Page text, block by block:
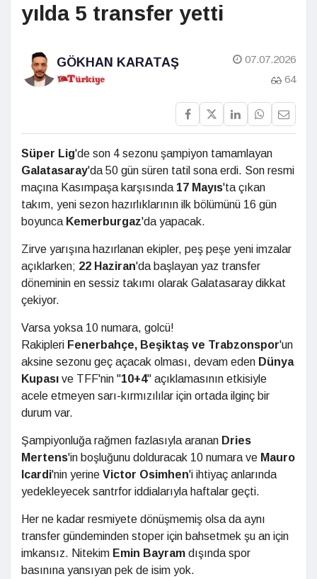
yılda 5 transfer yetti
GÖKHAN KARATAŞ
07.07.2026
64
Süper Lig'de son 4 sezonu şampiyon tamamlayan
Galatasaray'da 50 gün süren tatil sona erdi. Son resmi
maçına Kasımpaşa karşısında 17 Mayıs'ta çıkan
takım, yeni sezon hazırlıklarının ilk bölümünü 16 gün
boyunca Kemerburgaz'da yapacak.
Zirve yarışına hazırlanan ekipler, peş peşe yeni imzalar
açıklarken; 22 Haziran'da başlayan yaz transfer
döneminin en sessiz takımı olarak Galatasaray dikkat
çekiyor.
Varsa yoksa 10 numara, golcü!
Rakipleri Fenerbahçe, Beşiktaş ve Trabzonspor'un
aksine sezonu geç açacak olması, devam eden Dünya
Kupası ve TFF'nin "10+4" açıklamasının etkisiyle
acele etmeyen sarı-kırmızılılar için ortada ilginç bir
durum var.
Şampiyonluğa rağmen fazlasıyla aranan Dries
Mertens'in boşluğunu dolduracak 10 numara ve Mauro
Icardi'nin yerine Victor Osimhen'i ihtiyaç anlarında
yedekleyecek santrfor iddialarıyla haftalar geçti.
Her ne kadar resmiyete dönüşmemiş olsa da aynı
transfer gündeminden stoper için bahsetmek şu an için
imkansız. Nitekim Emin Bayram dışında spor
basınına yansıyan pek de isim yok.